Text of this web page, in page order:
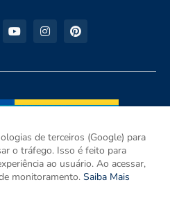
de terceiros (Google) para
o tráfego. Isso é feito para
ao usuário. Ao acessar,
monitoramento. Saiba Mais